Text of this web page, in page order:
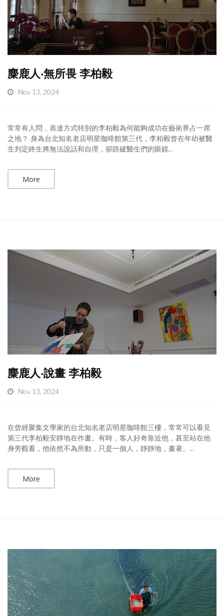
麋鹿人‧無所畏 李柏毅
Nov 13, 2024
常常有人問，表達方式特別的李柏毅為何能夠成功在藝術界占一席
之地？ 身為台北知名老店明星咖啡館第三代，李柏毅曾在年幼被醫
生判定終生將無法說話和自理，卻跌破醫生們的眼鏡...
More
麋鹿人‧說畫 李柏毅
Nov 13, 2024
在曾經聚集文學家的台北知名老店明星咖啡館三樓，常常可以看見
第三代李柏毅安靜地在作畫。有時，客人好奇靠近他，甚至站在他
身旁觀看，他依然不為所動，只是一個人，靜靜地，畫著。...
More